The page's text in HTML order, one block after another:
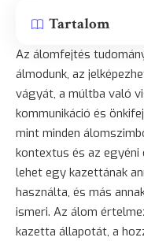
Tartalom
Az álomfejtés
álmodunk, az
vágyát, a múltba való
kommunikáció és
mint minden
kontextus és az
lehet egy kazettának
használta, és más
ismeri. Az álom
kazetta állapotát, a